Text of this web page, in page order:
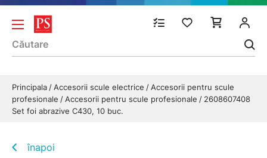
Principala Accesorii scule electrice
Accesorii pentru scule
profesionale
Accesorii pentru scule profesionale
2608607408
Set foi abrazive C430, 10 buc.
înapoi